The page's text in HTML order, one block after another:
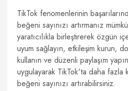
TikTok fenomenlerinin
beğeni sayınızı artırmanız
yaratıcılıkla birleştirerek özgün
uyum sağlayın, etkileşim kurun,
kullanın ve düzenli paylaşım
uygulayarak TikTok'ta daha fazla
beğeni sayınızı artırabilirsiniz.